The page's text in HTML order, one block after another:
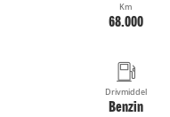
Km
68.000
Drivmiddel
Benzin